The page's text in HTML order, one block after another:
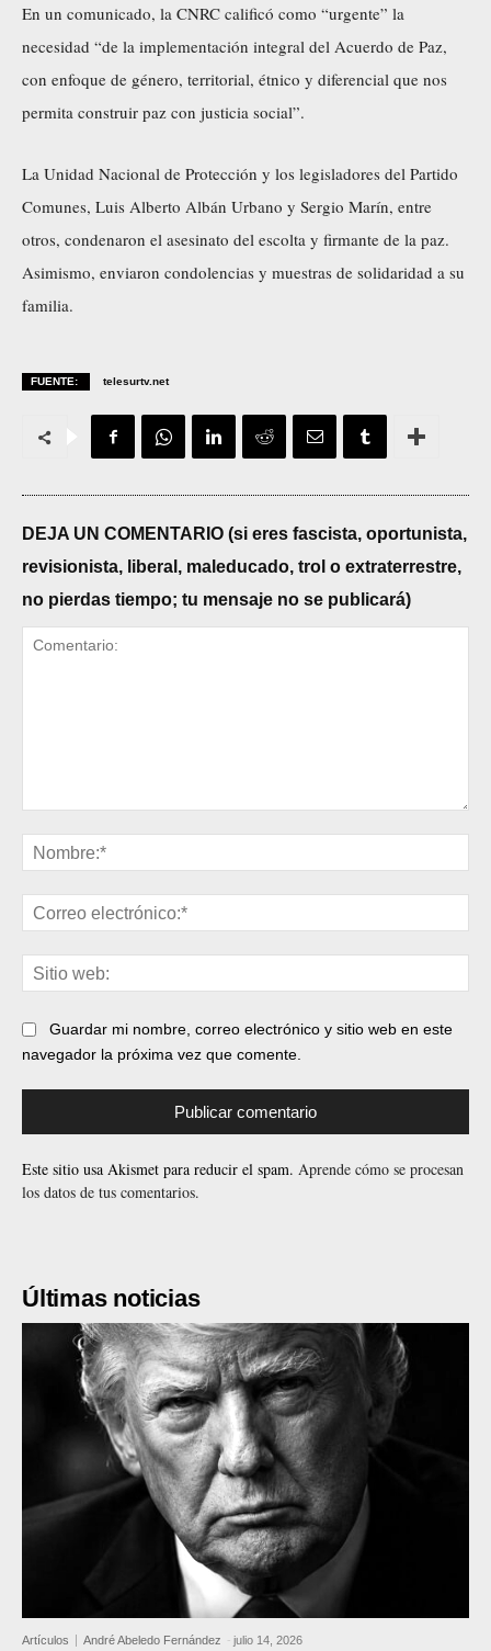
En un comunicado, la CNRC calificó como “urgente” la
necesidad “de la implementación integral del Acuerdo de Paz,
con enfoque de género, territorial, étnico y diferencial que nos
permita construir paz con justicia social”.
La Unidad Nacional de Protección y los legisladores del Partido
Comunes, Luis Alberto Albán Urbano y Sergio Marín, entre
otros, condenaron el asesinato del escolta y firmante de la paz.
Asimismo, enviaron condolencias y muestras de solidaridad a su
familia.
FUENTE: telesurtv.net
DEJA UN COMENTARIO (si eres fascista, oportunista,
revisionista, liberal, maleducado, trol o extraterrestre,
no pierdas tiempo; tu mensaje no se publicará)
Guardar mi nombre, correo electrónico y sitio web en este
navegador la próxima vez que comente.
Este sitio usa Akismet para reducir el spam. Aprende cómo se procesan
los datos de tus comentarios.
Últimas noticias
Artículos André Abeledo Fernández - julio 14, 2026